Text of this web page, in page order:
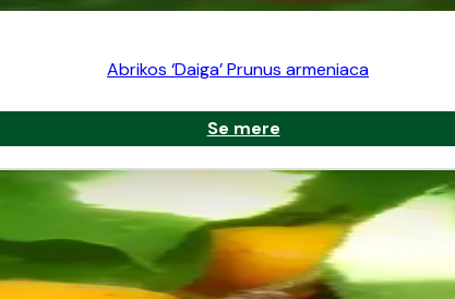
Abrikos ‘Daiga’ Prunus armeniaca
Se mere